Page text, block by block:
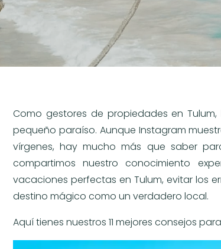
Como gestores de propiedades en
pequeño paraíso. Aunque Instagram
vírgenes, hay mucho más que saber
compartimos nuestro conocimiento
vacaciones perfectas en Tulum, evitar los
destino mágico como un verdadero local.
Aquí tienes nuestros 11 mejores consejos